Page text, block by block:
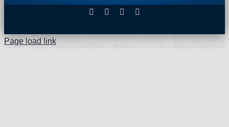
Facebook Instagram
Page load link